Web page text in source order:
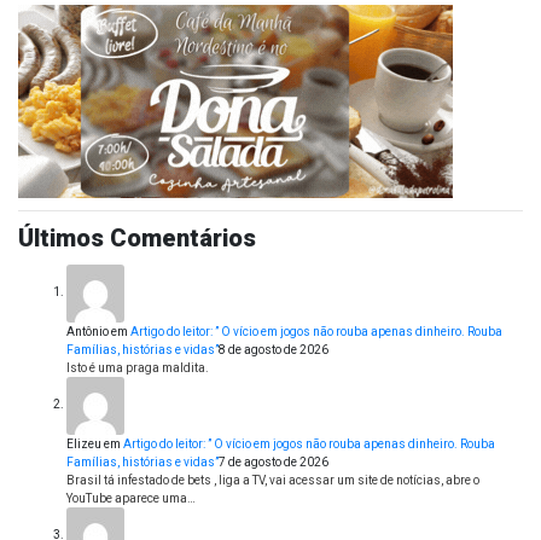
Últimos Comentários
Antônioem Artigo do leitor: ” O vício em jogos não rouba apenas dinheiro. Rouba
Famílias, histórias e vidas”8 de agosto de 2026
Isto é uma praga maldita.
Elizeu em Artigo do leitor: ” O vício em jogos não rouba apenas dinheiro. Rouba
Famílias, histórias e vidas”7 de agosto de 2026
Brasil tá infestado de bets , liga a TV, vai acessar um site de notícias, abre o
YouTube aparece uma…